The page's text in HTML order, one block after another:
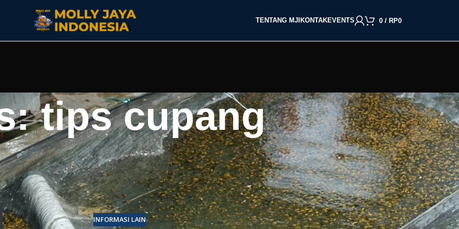
TENTANG MJI KONTAKEVENTS 0 / RP0
tips cupang
INFORMASI LAIN
BACA BERDASARKAN JENIS IKAN